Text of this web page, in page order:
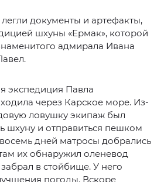
документы и артефакты,
шхуны «Ермак», которой
адмирала Ивана
экспедиция Павла
через Карское море. Из-
ловушку экипаж был
шхуну и отправиться пешком
дней матросы добрались
их обнаружил оленевод
в стойбище. У него
погоды. Вскоре